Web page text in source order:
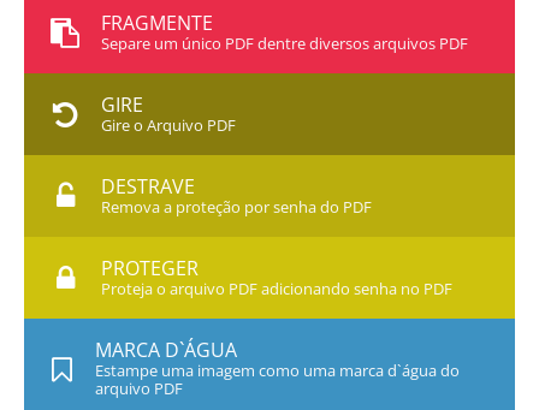
FRAGMENTE
Separe um único PDF dentre diversos arquivos PDF
GIRE
Gire o Arquivo PDF
DESTRAVE
Remova a proteção por senha do PDF
PROTEGER
Proteja o arquivo PDF adicionando senha no PDF
MARCA D`ÁGUA
Estampe uma imagem como uma marca d`água do
arquivo PDF